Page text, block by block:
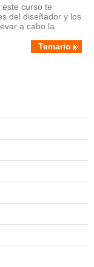
curso te
del diseñador y los
a cabo la
Temario